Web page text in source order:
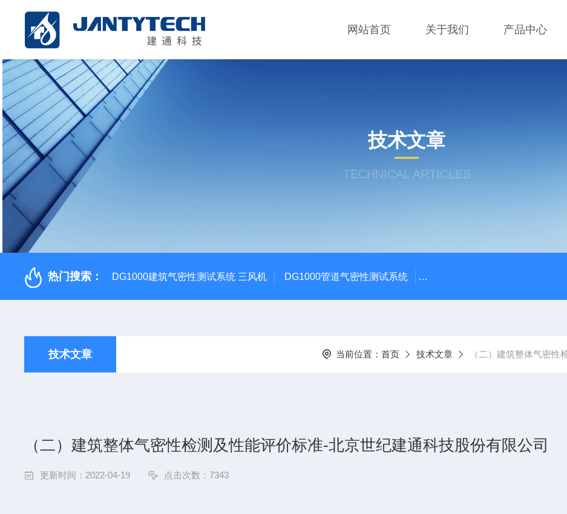
网站首页 关于我们 产品中心
技术文章
TECHNICAL ARTICLES
热门搜索： DG1000建筑气密性测试系统 三风机 DG1000管道气密性测试系统 TEC DG1000建筑物气密性测试
技术文章 当前位置： 首页 技术文章 （二）建筑整体气密性
（二）建筑整体气密性检测及性能评价标准-北京世纪建通科技股份有限公司
更新时间：2022-04-19 点击次数：7343